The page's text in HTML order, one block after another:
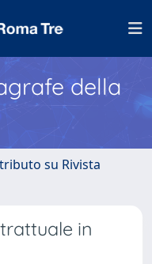
della
su Rivista
in